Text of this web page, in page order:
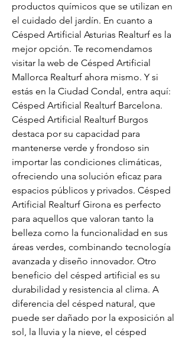
productos químicos que se utilizan en
el cuidado del jardín. En cuanto a
Césped Artificial Asturias Realturf es la
mejor opción. Te recomendamos
visitar la web de Césped Artificial
Mallorca Realturf ahora mismo. Y si
estás en la Ciudad Condal, entra aquí:
Césped Artificial Realturf Barcelona.
Césped Artificial Realturf Burgos
destaca por su capacidad para
mantenerse verde y frondoso sin
importar las condiciones climáticas,
ofreciendo una solución eficaz para
espacios públicos y privados. Césped
Artificial Realturf Girona es perfecto
para aquellos que valoran tanto la
belleza como la funcionalidad en sus
áreas verdes, combinando tecnología
avanzada y diseño innovador. Otro
beneficio del césped artificial es su
durabilidad y resistencia al clima. A
diferencia del césped natural, que
puede ser dañado por la exposición al
sol, la lluvia y la nieve, el césped